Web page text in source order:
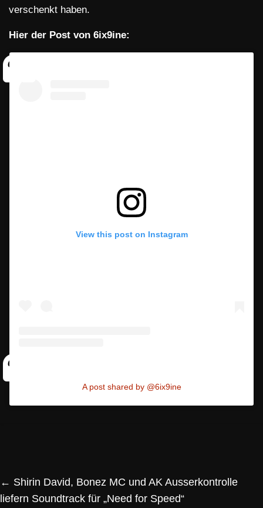
verschenkt haben.
Hier der Post von 6ix9ine:
View this post on Instagram
A post shared by @6ix9ine
← Shirin David, Bonez MC und AK Ausserkontrolle
liefern Soundtrack für „Need for Speed“